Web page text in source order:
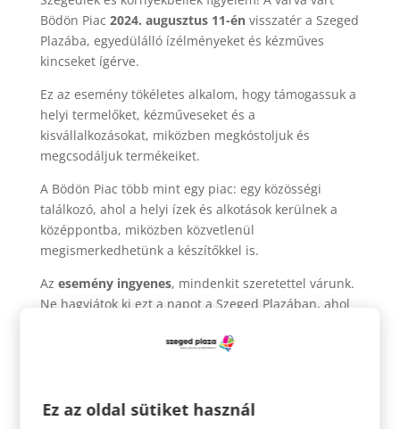
Bödön Piac 2024. augusztus 11-én visszatér a Szeged
Plazába, egyedülálló ízélményeket és kézműves
kincseket ígérve.
Ez az esemény tökéletes alkalom, hogy támogassuk a
helyi termelőket, kézműveseket és a
kisvállalkozásokat, miközben megkóstoljuk és
megcsodáljuk termékeiket.
A Bödön Piac több mint egy piac: egy közösségi
találkozó, ahol a helyi ízek és alkotások kerülnek a
középpontba, miközben közvetlenül
megismerkedhetünk a készítőkkel is.
Az esemény ingyenes, mindenkit szeretettel várunk.
Ne hagyjátok ki ezt a napot a Szeged Plazában, ahol
közösség erejét. Töltsünk el együtt felejthetetlen
2024. augusztus 11. (vasárnap), 9:00-14:00
Ez az oldal sütiket használ